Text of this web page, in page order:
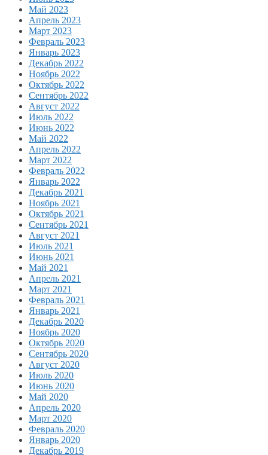
Май 2023
Апрель 2023
Март 2023
Февраль 2023
Январь 2023
Декабрь 2022
Ноябрь 2022
Октябрь 2022
Сентябрь 2022
Август 2022
Июль 2022
Июнь 2022
Май 2022
Апрель 2022
Март 2022
Февраль 2022
Январь 2022
Декабрь 2021
Ноябрь 2021
Октябрь 2021
Сентябрь 2021
Август 2021
Июль 2021
Июнь 2021
Май 2021
Апрель 2021
Март 2021
Февраль 2021
Январь 2021
Декабрь 2020
Ноябрь 2020
Октябрь 2020
Сентябрь 2020
Август 2020
Июль 2020
Июнь 2020
Май 2020
Апрель 2020
Март 2020
Февраль 2020
Январь 2020
Декабрь 2019